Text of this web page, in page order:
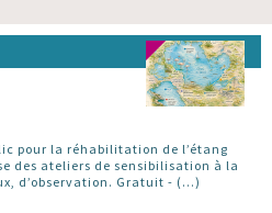
pour la réhabilitation de l’étang
des ateliers de sensibilisation à la
d’observation. Gratuit - (…)